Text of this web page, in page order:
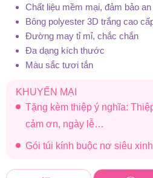
Chất liệu mềm mại, đảm bảo an
Bông polyester 3D trắng cao
Đường may tỉ mỉ, chắc chắn
Đa dạng kích thước
Màu sắc tươi tắn
KHUYẾN MẠI
Tặng kèm thiệp ý nghĩa:
cảm ơn, ngày lễ…
Gói túi kính buộc nơ siêu xinh